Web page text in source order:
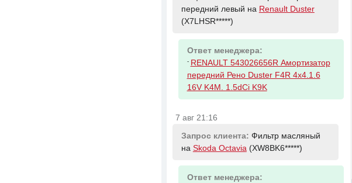
передний левый на Renault Duster
(X7LHSR*****)
Ответ менеджера:
- RENAULT 543026656R Амортизатор
передний Рено Duster F4R 4x4.1.6
16V K4M. 1.5dCi K9K
7 авг 21:16
Запрос клиента: Фильтр масляный
на Skoda Octavia (XW8BK6*****)
Ответ менеджера: